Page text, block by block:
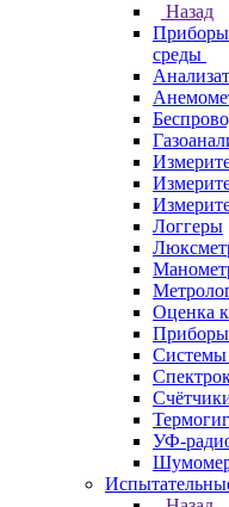
Назад
Приборы
среды
Логгеры
Оценка
Приборы
Системы
УФ-